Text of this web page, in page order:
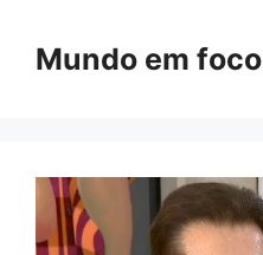
paraMundo em foco